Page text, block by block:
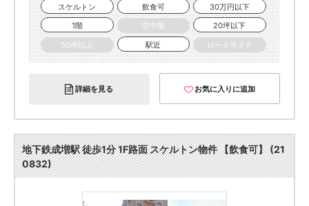
スケルトン
飲食可
30万円以下
1階
空中階
20坪以下
50坪以上
駅近 ロードサイド
詳細を見る お気に入りに追加
地下鉄成増駅 徒歩1分 1F路面 スケルトン物件 【飲食可】 (21
0832)